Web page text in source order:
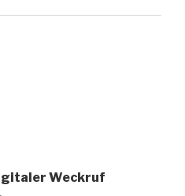
Weckruf